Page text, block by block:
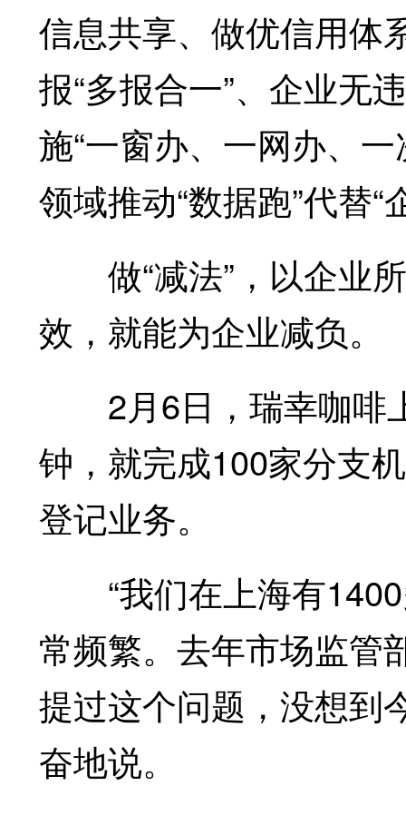
信息共享、做优信用体
报“多报合一”、企业无
施“一窗办、一网办、
领域推动“数据跑”代替
做“减法”，以企业
效，就能为企业减负。
2月6日，瑞幸咖啡
钟，就完成100家分支
登记业务。
“我们在上海有1400
常频繁。去年市场监管
提过这个问题，没想到
奋地说。